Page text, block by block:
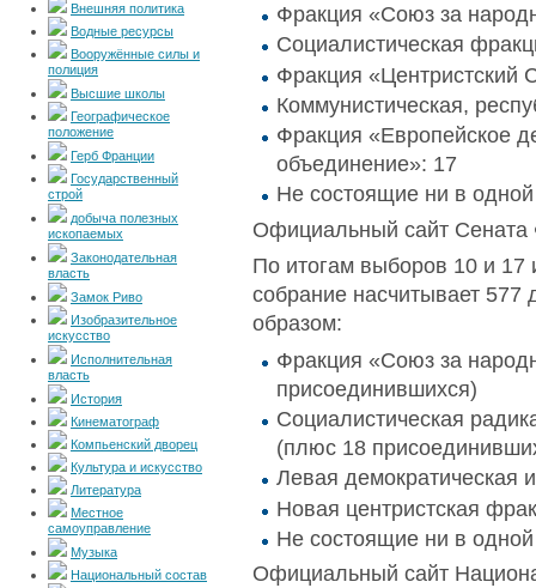
Внешняя политика
Водные ресурсы
Вооружённые силы и
полиция
Высшие школы
Географическое
положение
Герб Франции
Государственный
строй
добыча полезных
ископаемых
Законодательная
власть
Замок Риво
Изобразительное
искусство
Исполнительная
власть
История
Кинематограф
Компьенский дворец
Культура и искусство
Литература
Местное
самоуправление
Музыка
Национальный состав
Фракция «Союз за
Социалистическая
Фракция «Центристский
Коммунистическая,
Фракция «Европейское
объединение»: 17
Не состоящие ни в
Официальный сайт
По итогам выборов 10 и
собрание насчитывает
образом:
Фракция «Союз за
присоединившихся)
Социалистическая
(плюс 18
Левая демократическая
Новая центристская
Не состоящие ни в
Официальный сайт